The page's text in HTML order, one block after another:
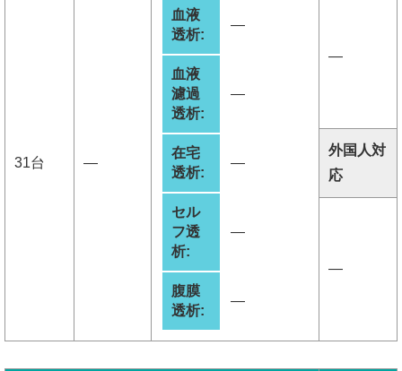
31台 ―
血液
透析:
―
血液
濾過
透析:
―
在宅
透析:
―
セル
フ透
析:
―
腹膜
透析:
―
―
外国人対
応
―